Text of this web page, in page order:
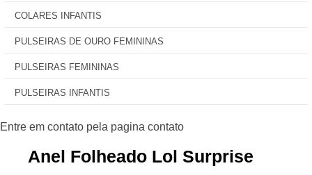
COLARES INFANTIS
PULSEIRAS DE OURO FEMININAS
PULSEIRAS FEMININAS
PULSEIRAS INFANTIS
Anel Folheado Lol Surprise